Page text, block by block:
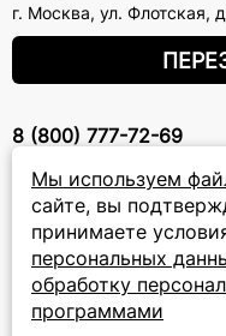
Мы используем
сайте, вы
принимаете
персональных
обработку
программами
г. Москва, ул. Флотская,
8 (800) 777-72-69
ПОДПИСКА НА РАССЫЛКУ
Подписываясь на